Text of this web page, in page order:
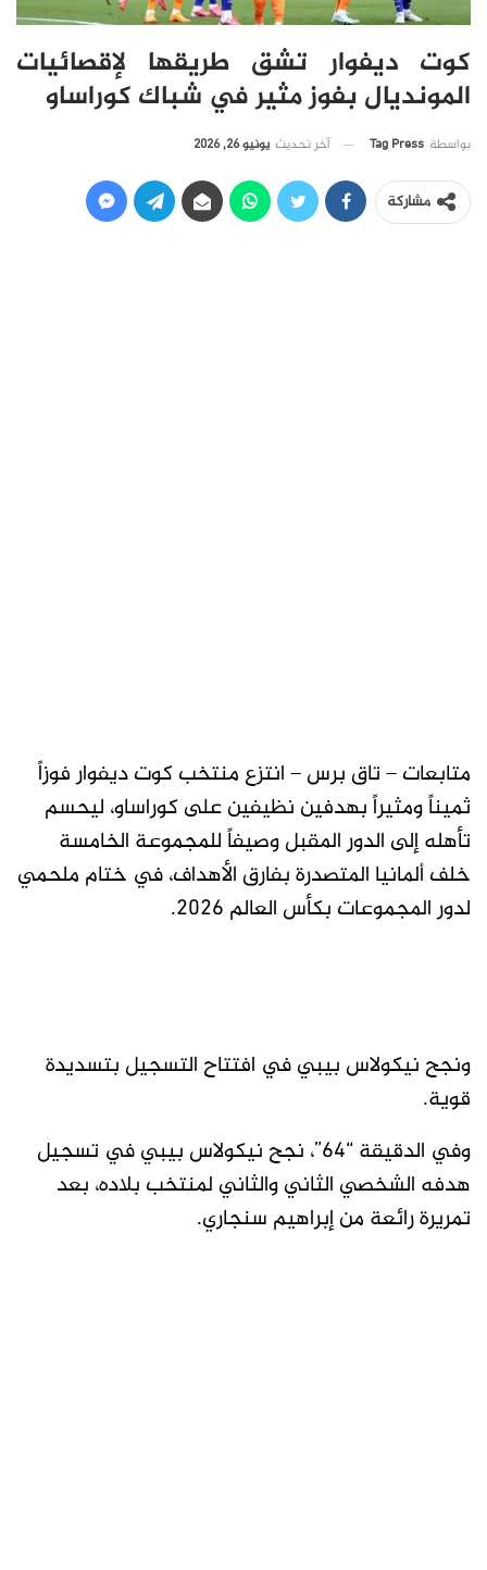
كوت ديفوار تشق طريقها لإقصائيات
المونديال بفوز مثير في شباك كوراساو
بواسطة Tag Press آخر تحديث يونيو 26, 2026
مشاركة
متابعات – تاق برس – انتزع منتخب كوت ديفوار فوزاً
ثميناً ومثيراً بهدفين نظيفين على كوراساو، ليحسم
تأهله إلى الدور المقبل وصيفاً للمجموعة الخامسة
خلف ألمانيا المتصدرة بفارق الأهداف، في ختام ملحمي
لدور المجموعات بكأس العالم 2026.
ونجح نيكولاس بيبي في افتتاح التسجيل بتسديدة
قوية.
وفي الدقيقة “64”، نجح نيكولاس بيبي في تسجيل
هدفه الشخصي الثاني والثاني لمنتخب بلاده، بعد
تمريرة رائعة من إبراهيم سنجاري.